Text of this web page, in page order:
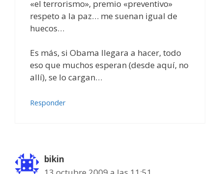
«el terrorismo», premio «preventivo»
respeto a la paz… me suenan igual de
huecos…
Es más, si Obama llegara a hacer, todo
eso que muchos esperan (desde aquí, no
allí), se lo cargan…
Responder
bikin